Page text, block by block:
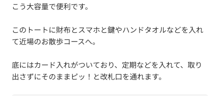
こう大容量で便利です。
このトートに財布とスマホと鍵やハンドタオルなどを入れ
て近場のお散歩コースへ。
底にはカード入れがついており、定期などを入れて、取り
出さずにそのままピッ！と改札口を通れます。